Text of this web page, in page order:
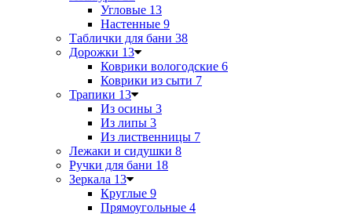
Угловые 13
Настенные 9
Таблички для бани 38
Дорожки 13
Коврики вологодские 6
Коврики из сыти 7
Трапики 13
Из осины 3
Из липы 3
Из лиственницы 7
Лежаки и сидушки 8
Ручки для бани 18
Зеркала 13
Круглые 9
Прямоугольные 4